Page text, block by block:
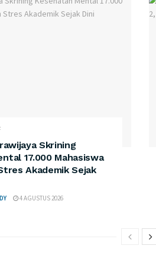
Skrining
17.000 Mahasiswa
Akademik Sejak
4 AGUSTUS 2026